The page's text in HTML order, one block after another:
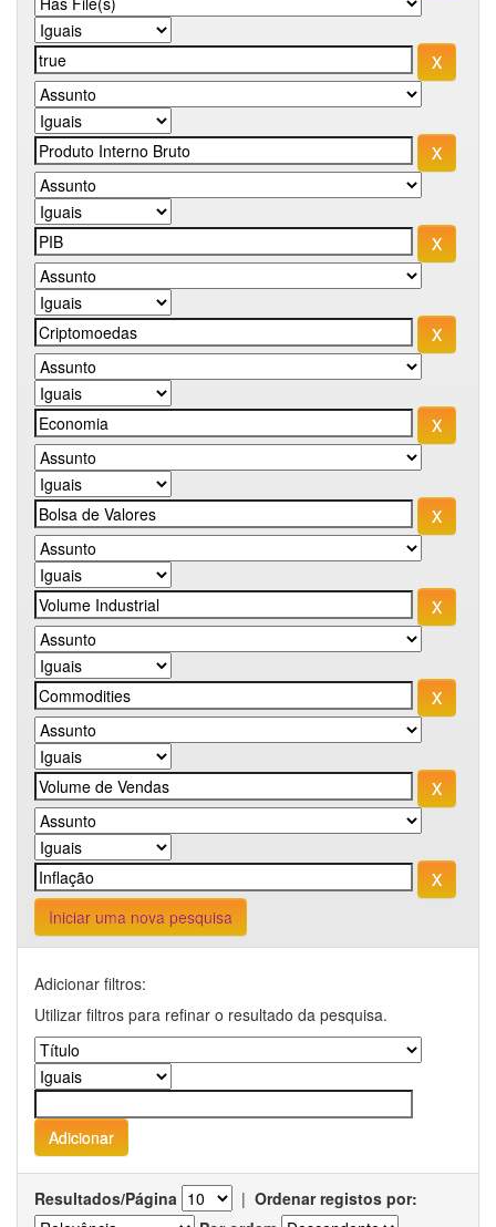
Iniciar uma nova pesquisa
Adicionar filtros:
Utilizar filtros para refinar o resultado da pesquisa.
Resultados/Página | Ordenar registos por: